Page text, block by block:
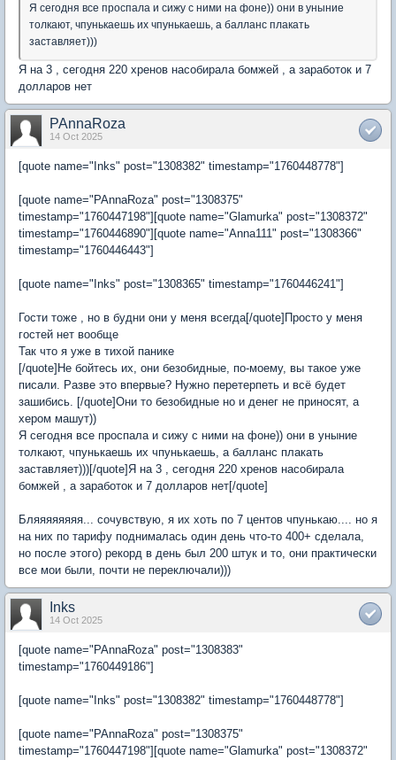
Я сегодня все проспала и сижу с ними на фоне)) они в уныние
толкают, чпунькаешь их чпунькаешь, а балланс плакать
заставляет)))
Я на 3 , сегодня 220 хренов насобирала бомжей , а заработок и 7
долларов нет
PAnnaRoza
14 Oct 2025
[quote name="Inks" post="1308382" timestamp="1760448778"]
[quote name="PAnnaRoza" post="1308375"
timestamp="1760447198"][quote name="Glamurka" post="1308372"
timestamp="1760446890"][quote name="Anna111" post="1308366"
timestamp="1760446443"]
[quote name="Inks" post="1308365" timestamp="1760446241"]
Гости тоже , но в будни они у меня всегда[/quote]Просто у меня
гостей нет вообще
Так что я уже в тихой панике
[/quote]Не бойтесь их, они безобидные, по-моему, вы такое уже
писали. Разве это впервые? Нужно перетерпеть и всё будет
зашибись. [/quote]Они то безобидные но и денег не приносят, а
хером машут))
Я сегодня все проспала и сижу с ними на фоне)) они в уныние
толкают, чпунькаешь их чпунькаешь, а балланс плакать
заставляет)))[/quote]Я на 3 , сегодня 220 хренов насобирала
бомжей , а заработок и 7 долларов нет[/quote]
Бляяяяяяяя... сочувствую, я их хоть по 7 центов чпунькаю.... но я
на них по тарифу поднималась один день что-то 400+ сделала,
но после этого) рекорд в день был 200 штук и то, они практически
все мои были, почти не переключали)))
Inks
14 Oct 2025
[quote name="PAnnaRoza" post="1308383"
timestamp="1760449186"]
[quote name="Inks" post="1308382" timestamp="1760448778"]
[quote name="PAnnaRoza" post="1308375"
timestamp="1760447198"][quote name="Glamurka" post="1308372"